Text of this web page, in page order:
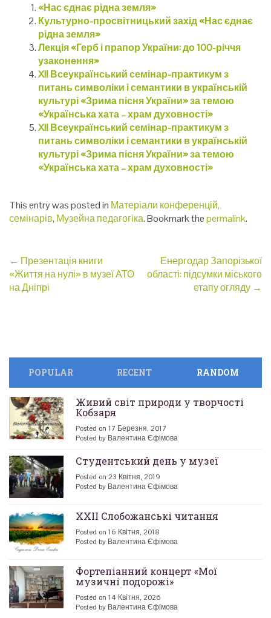
«Нас єднає рідна земля»
Культурно-просвітницький захід «Нас єднає
рідна земля»
Лекція «Герб і прапор України: до 100-річчя
узаконення»
XIІ Всеукраїнський семінар-практикум з
питань символіки і семантики в українській
культурі «Зрима пісня України» за темою
«Українська хата – храм духовності»
XIІ Всеукраїнський семінар-практикум з
питань символіки і семантики в українській
культурі «Зрима пісня України» за темою
«Українська хата – храм духовності»
This entry was posted in Матеріали конференцій,
семінарів, Музейна педагогіка. Bookmark thepermalink.
Post
navigation
← Презентація книги
«Життя на нулі» в музеї АТО
на Дніпрі
Енергодар Запорізької
області: підсумки міського
етапу огляду →
POPULAR RECENT RANDOM
Живий світ природи у творчості
Кобзаря
Posted on 17 Березня, 2017
Posted by Валентина Єфімова
Студентський день у музеї
Posted on 23 Квітня, 2019
Posted by Валентина Єфімова
XXII Слобожанські читання
Posted on 16 Квітня, 2018
Posted by Валентина Єфімова
Фортепіанний концерт «Мої
музичні подорожі»
Posted on 14 Квітня, 2026
Posted by Валентина Єфімова